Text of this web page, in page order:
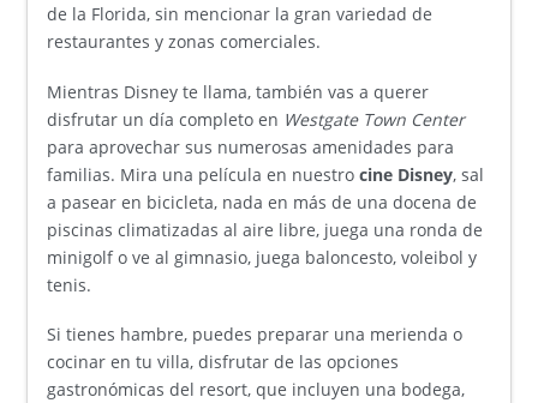
de la Florida, sin mencionar la gran variedad de
restaurantes y zonas comerciales.
Mientras Disney te llama, también vas a querer
disfrutar un día completo en Westgate Town Center
para aprovechar sus numerosas amenidades para
familias. Mira una película en nuestrocine Disney, sal
a pasear en bicicleta, nada en más de una docena de
piscinas climatizadas al aire libre, juega una ronda de
minigolf o ve al gimnasio, juega baloncesto, voleibol y
tenis.
Si tienes hambre, puedes preparar una merienda o
cocinar en tu villa, disfrutar de las opciones
gastronómicas del resort, que incluyen una bodega,